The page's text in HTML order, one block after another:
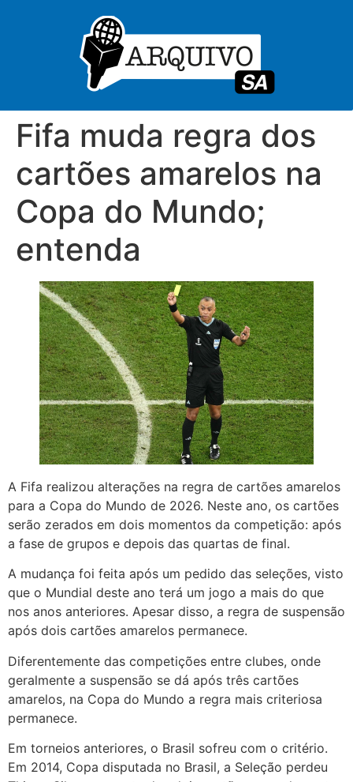
Fifa muda regra dos
cartões amarelos na
Copa do Mundo;
entenda
A Fifa realizou alterações na regra de cartões amarelos
para a Copa do Mundo de 2026. Neste ano, os cartões
serão zerados em dois momentos da competição: após
a fase de grupos e depois das quartas de final.
A mudança foi feita após um pedido das seleções, visto
que o Mundial deste ano terá um jogo a mais do que
nos anos anteriores. Apesar disso, a regra de suspensão
após dois cartões amarelos permanece.
Diferentemente das competições entre clubes, onde
geralmente a suspensão se dá após três cartões
amarelos, na Copa do Mundo a regra mais criteriosa
permanece.
Em torneios anteriores, o Brasil sofreu com o critério.
Em 2014, Copa disputada no Brasil, a Seleção perdeu